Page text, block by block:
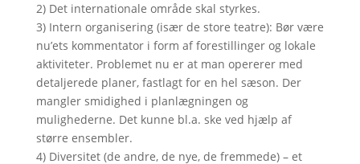
2) Det internationale område skal styrkes.
3) Intern organisering (især de store teatre): Bør være
nu’ets kommentator i form af forestillinger og lokale
aktiviteter. Problemet nu er at man opererer med
detaljerede planer, fastlagt for en hel sæson. Der
mangler smidighed i planlægningen og
mulighederne. Det kunne bl.a. ske ved hjælp af
større ensembler.
4) Diversitet (de andre, de nye, de fremmede) – et